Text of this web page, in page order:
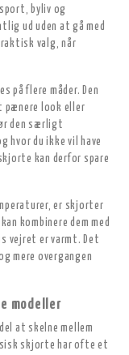
byliv og
ud uden at gå med
valg, når
på flere måder. Den
pænere look eller
den særligt
hvor du ikke vil have
kan derfor spare
er skjorter
kombinere dem med
vejret er varmt. Det
mere overgangen
modeller
at skelne mellem
skjorte har ofte et